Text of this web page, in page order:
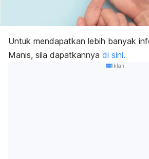
Untuk mendapatkan lebih banyak
Manis, sila dapatkannya di sini.
Iklan